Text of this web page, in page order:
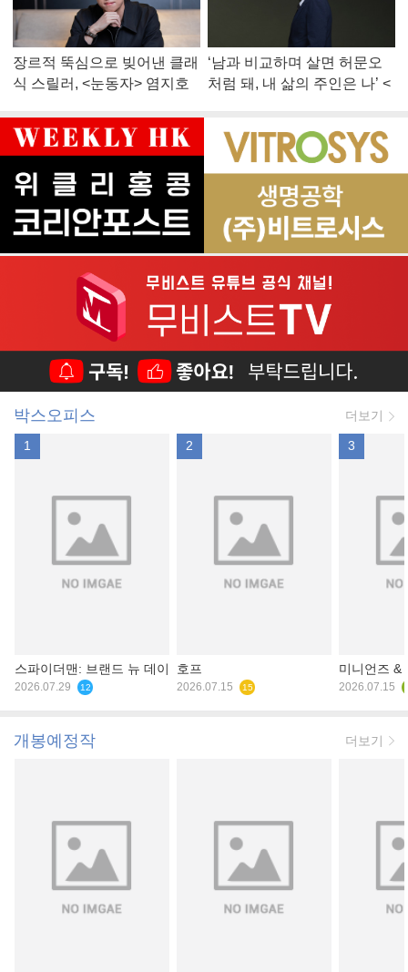
장르적 뚝심으로 빚어낸 클래
식 스릴러, <눈동자> 염지호
‘남과 비교하며 살면 허문오
처럼 돼, 내 삶의 주인은 나’ <
박스오피스 더보기
1
스파이더맨: 브랜드 뉴 데이
2026.07.29 12
2
호프
2026.07.15 15
3
미니언즈 &
2026.07.15
개봉예정작 더보기